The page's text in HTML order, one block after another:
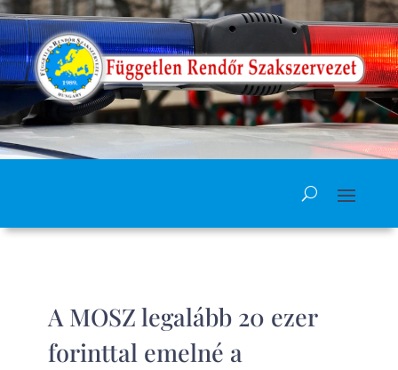
A MOSZ legalább 20 ezer
forinttal emelné a